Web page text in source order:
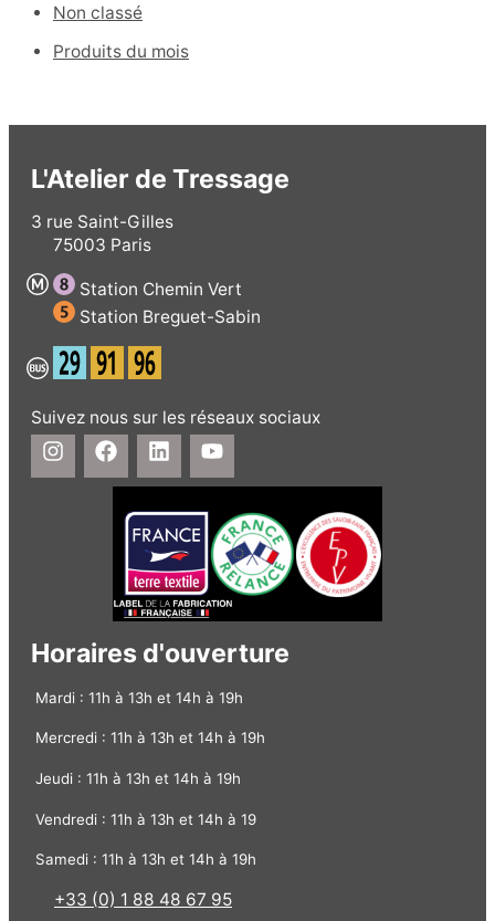
Non classé
Produits du mois
L'Atelier de Tressage
3 rue Saint-Gilles
75003 Paris
Station Chemin Vert
Station Breguet-Sabin
Suivez nous sur les réseaux sociaux
Horaires d'ouverture
Mardi : 11h à 13h et 14h à 19h
Mercredi : 11h à 13h et 14h à 19h
Jeudi : 11h à 13h et 14h à 19h
Vendredi : 11h à 13h et 14h à 19
Samedi : 11h à 13h et 14h à 19h
+33 (0) 1 88 48 67 95